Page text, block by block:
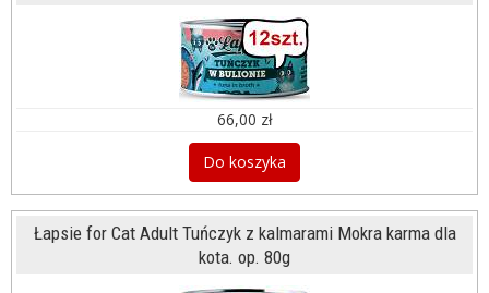
66,00 zł
Do koszyka
Łapsie for Cat Adult Tuńczyk z kalmarami Mokra karma dla
kota. op. 80g